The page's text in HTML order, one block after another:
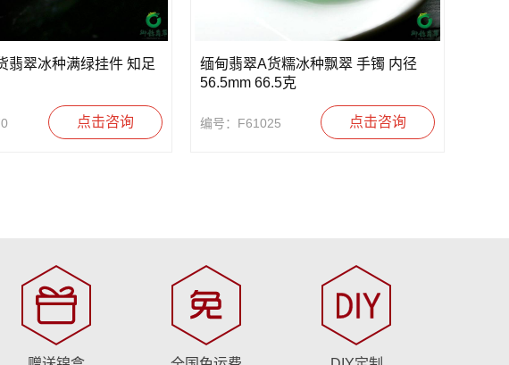
翡翠冰种满绿挂件 知足
点击咨询
缅甸翡翠A货糯冰种飘翠 手镯 内径
56.5mm 66.5克
编号：F61025 点击咨询